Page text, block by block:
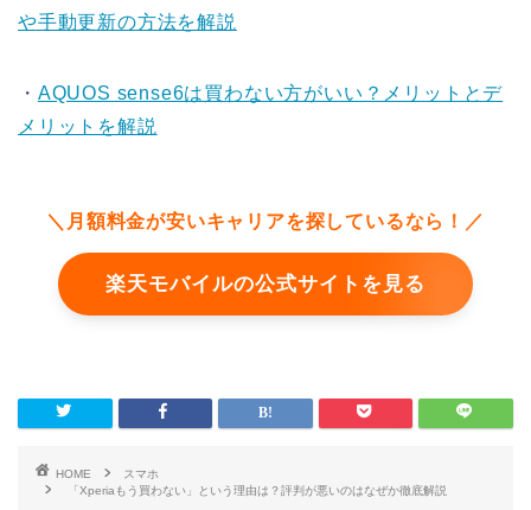
や手動更新の方法を解説
・ AQUOS sense6は買わない方がいい？メリットとデ
メリットを解説
＼月額料金が安いキャリアを探しているなら！／
楽天モバイルの公式サイトを見る
HOME
スマホ
「Xperiaもう買わない」という理由は？評判が悪いのはなぜか徹底解説